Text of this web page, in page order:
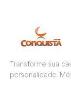
Transforme sua
personalidade.